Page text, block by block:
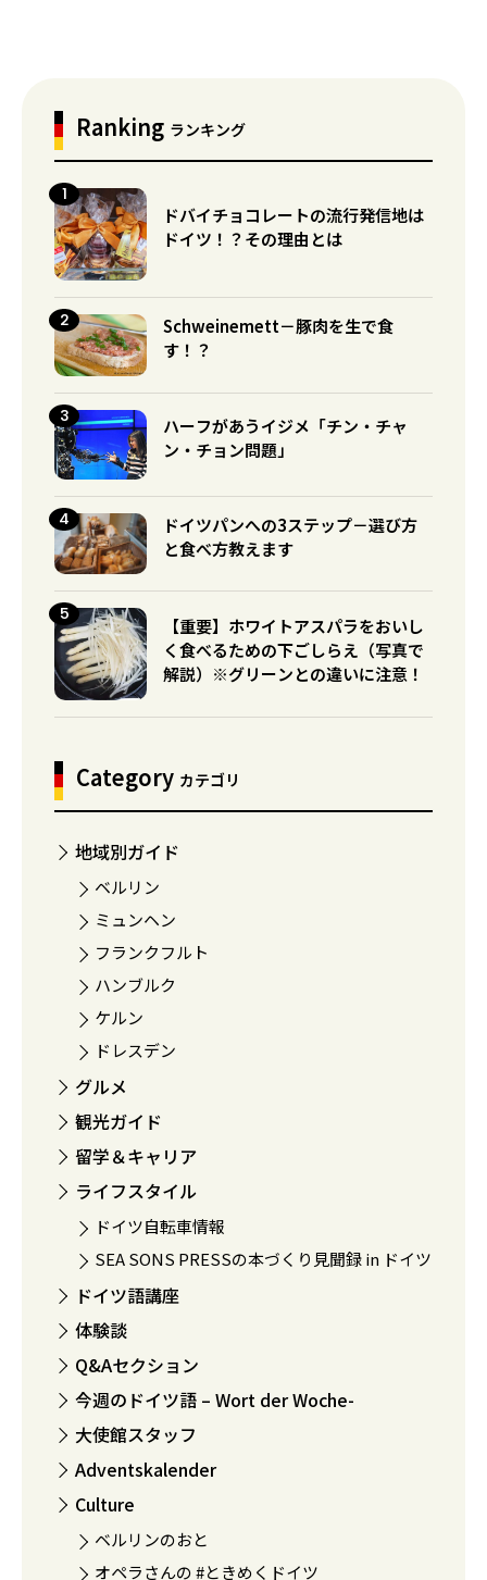
Ranking ランキング
ドバイチョコレートの流行発信地は
ドイツ！？その理由とは
Schweinemett－豚肉を生で食
す！？
ハーフがあうイジメ「チン・チャ
ン・チョン問題」
ドイツパンへの3ステップ－選び方
と食べ方教えます
【重要】ホワイトアスパラをおいし
く食べるための下ごしらえ（写真で
解説）※グリーンとの違いに注意！
Category カテゴリ
地域別ガイド
ベルリン
ミュンヘン
フランクフルト
ハンブルク
ケルン
ドレスデン
グルメ
観光ガイド
留学＆キャリア
ライフスタイル
ドイツ自転車情報
SEA SONS PRESSの本づくり見聞録 in ドイツ
ドイツ語講座
体験談
Q&Aセクション
今週のドイツ語 – Wort der Woche-
大使館スタッフ
Adventskalender
Culture
ベルリンのおと
オペラさんの #ときめくドイツ